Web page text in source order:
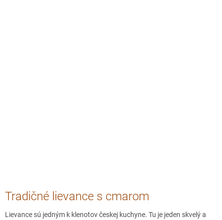
Tradičné lievance s cmarom
Lievance sú jedným k klenotov českej kuchyne. Tu je jeden skvelý a